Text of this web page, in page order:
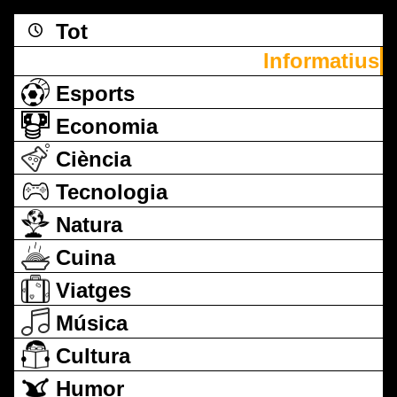
Tot
Informatius
Esports
Economia
Ciència
Tecnologia
Natura
Cuina
Viatges
Música
Cultura
Humor